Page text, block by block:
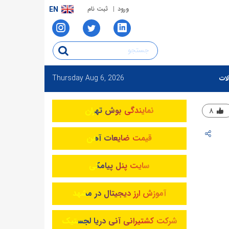
ورود ثبت نام EN
ThursdayAug 6, 2026
۸ نمایندگی بوش تهران
قیمت ضایعات آهن
سایت پنل پیامکی
آموزش ارز دیجیتال در مشهد
شرکت کشتیرانی آنی دریا لجستیک